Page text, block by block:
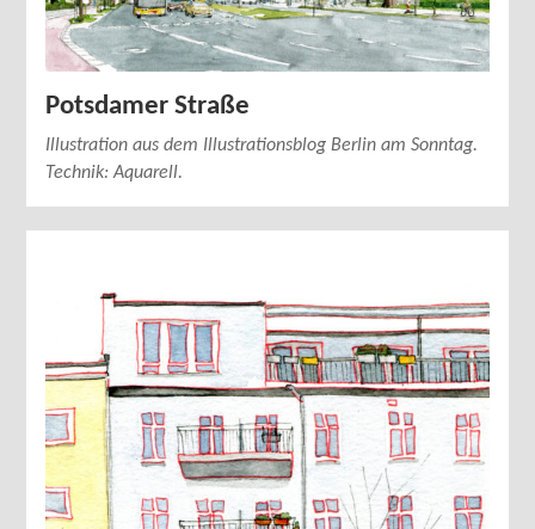
Potsdamer Straße
Illustration aus dem Illustrationsblog Berlin am Sonntag.
Technik: Aquarell.